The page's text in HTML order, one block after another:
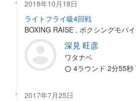
2018年10月18日
ライトフライ級4回戦
BOXING RAISE , ボクシングモバ
深見 旺彦
ワタナベ
4ラウンド 2分55秒
2017年7月25日